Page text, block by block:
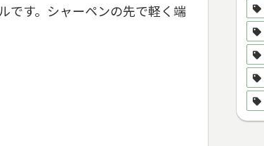
です。シャーペンの先で軽く端